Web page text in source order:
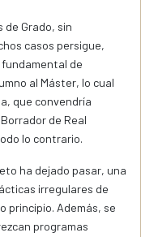
Grado, sin
casos persigue,
de
al Máster, lo cual
que convendría
de Real
lo contrario.
ha dejado pasar, una
irregulares de
principio. Además, se
programas